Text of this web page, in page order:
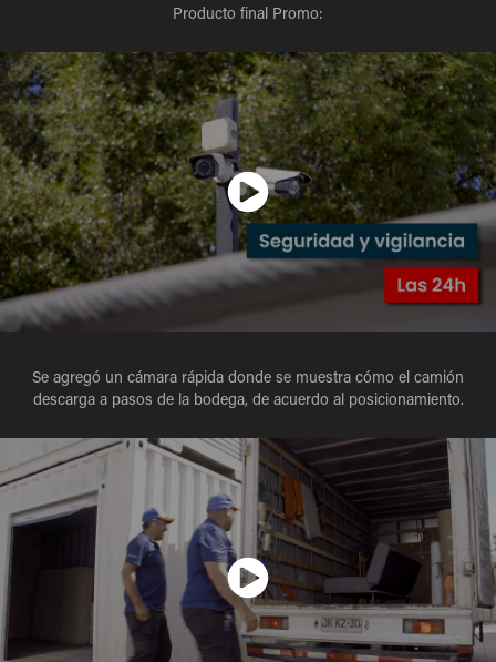
Producto final Promo:
Se agregó un cámara rápida donde se muestra cómo el camión
descarga a pasos de la bodega, de acuerdo al posicionamiento.